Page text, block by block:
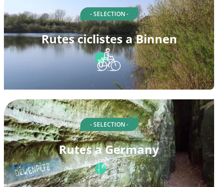
- SELECTION -
Rutes ciclistes a Binnen
- SELECTION -
Rutes a Germany